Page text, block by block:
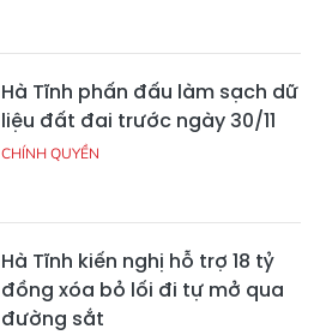
Hà Tĩnh phấn đấu làm sạch dữ
liệu đất đai trước ngày 30/11
CHÍNH QUYỀN
Hà Tĩnh kiến nghị hỗ trợ 18 tỷ
đồng xóa bỏ lối đi tự mở qua
đường sắt